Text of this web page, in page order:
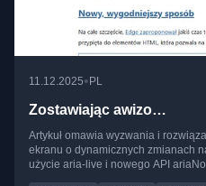
11.12.2025• PL
Zostawiając awizo…
Artykuł omawia wyzwania i
ekranu o dynamicznych zmianach
użycie aria-live i nowego API